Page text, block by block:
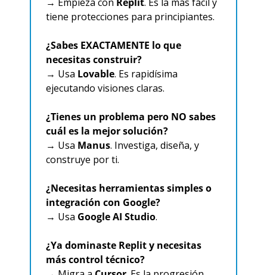
tiene protecciones para principiantes.
¿Sabes EXACTAMENTE lo que
necesitas construir?
→ Usa Lovable. Es rapidísima
ejecutando visiones claras.
¿Tienes un problema pero NO sabes
cuál es la mejor solución?
→ Usa Manus. Investiga, diseña, y
construye por ti.
¿Necesitas herramientas simples o
integración con Google?
→ Usa Google AI Studio.
¿Ya dominaste Replit y necesitas
más control técnico?